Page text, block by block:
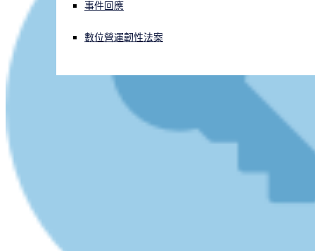
事件回應
數位營運韌性法案